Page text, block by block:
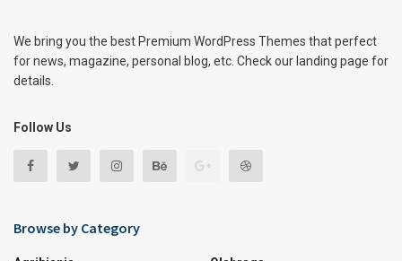
We bring you the best Premium WordPress Themes that perfect
for news, magazine, personal blog, etc. Check our landing page for
details.
Follow Us
Browse by Category